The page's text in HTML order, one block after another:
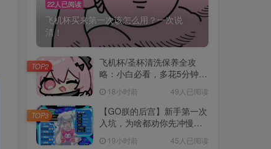
22人已阅读
飞机杯买来第一次该怎么用？一次说
清！
飞机杯/圣杯清洗保养全攻
略：小白必看，多花5分钟，
多用一整年
18小时前 49人已阅读
TOP2
【GO朕的后宫】新手第一次
入坑，为啥都劝你先冲慢玩
19小时前 45人已阅读
TOP3